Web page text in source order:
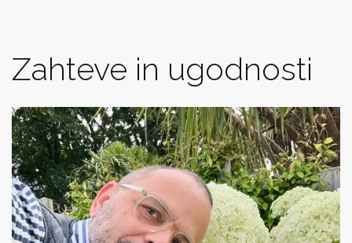
Zahteve in ugodnosti